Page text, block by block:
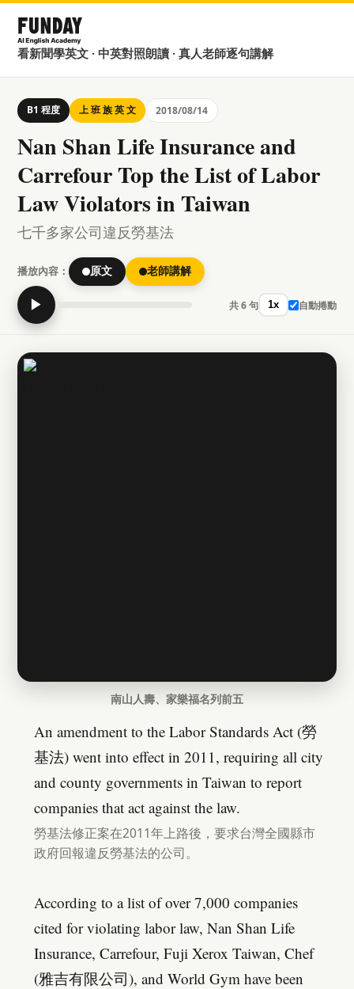
看新聞學英文 · 中英對照朗讀 · 真人老師逐句講解
B1 程度 上 班 族 英 文 2018/08/14
Nan Shan Life Insurance and
Carrefour Top the List of Labor
Law Violators in Taiwan
七千多家公司違反勞基法
播放內容： 原文 老師講解
▶ 共 6 句 1x 自動捲動
南山人壽、家樂福名列前五
An amendment to the Labor Standards Act (勞
基法) went into effect in 2011, requiring all city
and county governments in Taiwan to report
companies that act against the law.
勞基法修正案在2011年上路後，要求台灣全國縣市
政府回報違反勞基法的公司。
According to a list of over 7,000 companies
cited for violating labor law, Nan Shan Life
Insurance, Carrefour, Fuji Xerox Taiwan, Chef
(雅吉有限公司), and World Gym have been